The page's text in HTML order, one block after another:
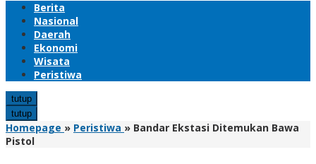
Berita
Nasional
Daerah
Ekonomi
Wisata
Peristiwa
tutup
tutup
Homepage » Peristiwa » Bandar Ekstasi Ditemukan Bawa
Pistol